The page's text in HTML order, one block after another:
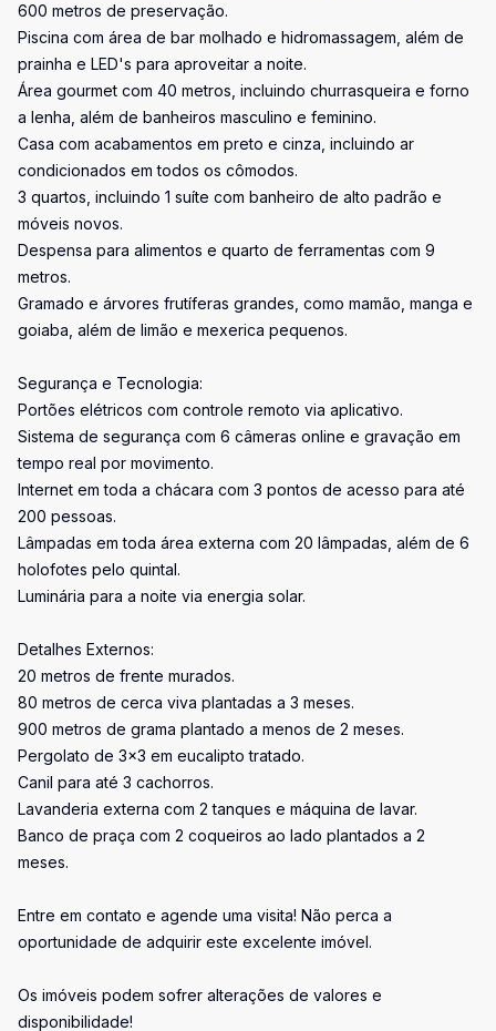
600 metros de preservação.
Piscina com área de bar molhado e hidromassagem, além de
prainha e LED's para aproveitar a noite.
Área gourmet com 40 metros, incluindo churrasqueira e forno
a lenha, além de banheiros masculino e feminino.
Casa com acabamentos em preto e cinza, incluindo ar
condicionados em todos os cômodos.
3 quartos, incluindo 1 suíte com banheiro de alto padrão e
móveis novos.
Despensa para alimentos e quarto de ferramentas com 9
metros.
Gramado e árvores frutíferas grandes, como mamão, manga e
goiaba, além de limão e mexerica pequenos.
Segurança e Tecnologia:
Portões elétricos com controle remoto via aplicativo.
Sistema de segurança com 6 câmeras online e gravação em
tempo real por movimento.
Internet em toda a chácara com 3 pontos de acesso para até
200 pessoas.
Lâmpadas em toda área externa com 20 lâmpadas, além de 6
holofotes pelo quintal.
Luminária para a noite via energia solar.
Detalhes Externos:
20 metros de frente murados.
80 metros de cerca viva plantadas a 3 meses.
900 metros de grama plantado a menos de 2 meses.
Pergolato de 3x3 em eucalipto tratado.
Canil para até 3 cachorros.
Lavanderia externa com 2 tanques e máquina de lavar.
Banco de praça com 2 coqueiros ao lado plantados a 2
meses.
Entre em contato e agende uma visita! Não perca a
oportunidade de adquirir este excelente imóvel.
Os imóveis podem sofrer alterações de valores e
disponibilidade!